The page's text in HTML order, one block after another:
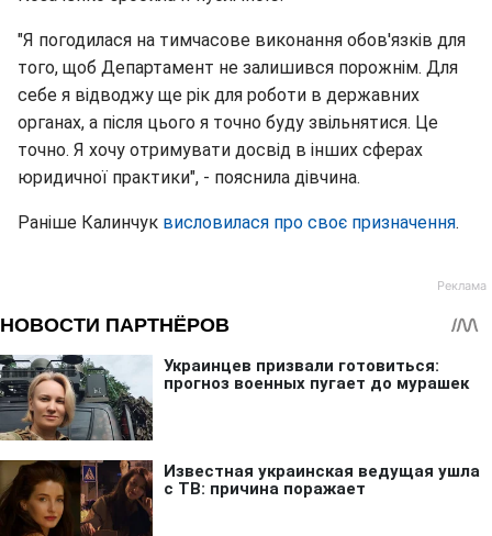
"Я погодилася на тимчасове виконання обов'язків для
того, щоб Департамент не залишився порожнім. Для
себе я відводжу ще рік для роботи в державних
органах, а після цього я точно буду звільнятися. Це
точно. Я хочу отримувати досвід в інших сферах
юридичної практики", - пояснила дівчина.
Раніше Калинчук висловилася про своє призначення.